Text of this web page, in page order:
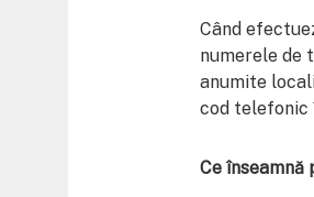
Când
numerele de
anumite
cod telefonic
Ce